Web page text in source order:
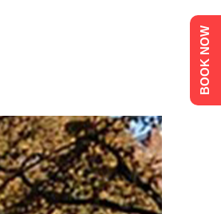
BOOK NOW